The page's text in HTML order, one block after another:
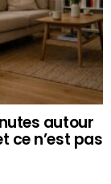
autour
ce n’est pas